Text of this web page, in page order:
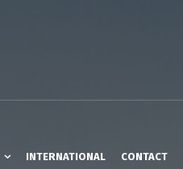
INTERNATIONAL CONTACT